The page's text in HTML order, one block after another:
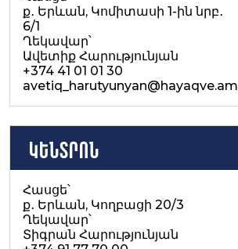
ք․ Երևան, Կոմիտասի 1-ին նրբ․
6/1
Ղեկավար՝
Ավետիք Հարությունյան
+374 41 01 01 30
avetiq_harutyunyan@hayaqve.am
Կենտրոն
Հասցե՝
ք․ Երևան, Կողբացի 20/3
Ղեկավար՝
Տիգրան Հարությունյան